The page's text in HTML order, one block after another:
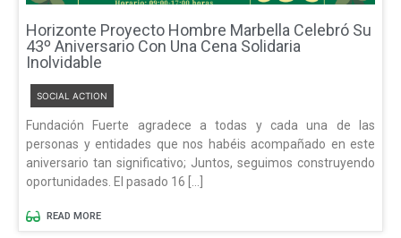
Horizonte Proyecto Hombre Marbella Celebró Su
43º Aniversario Con Una Cena Solidaria
Inolvidable
SOCIAL ACTION
Fundación Fuerte agradece a todas y cada una de las
personas y entidades que nos habéis acompañado en este
aniversario tan significativo; Juntos, seguimos construyendo
oportunidades. El pasado 16 […]
READ MORE